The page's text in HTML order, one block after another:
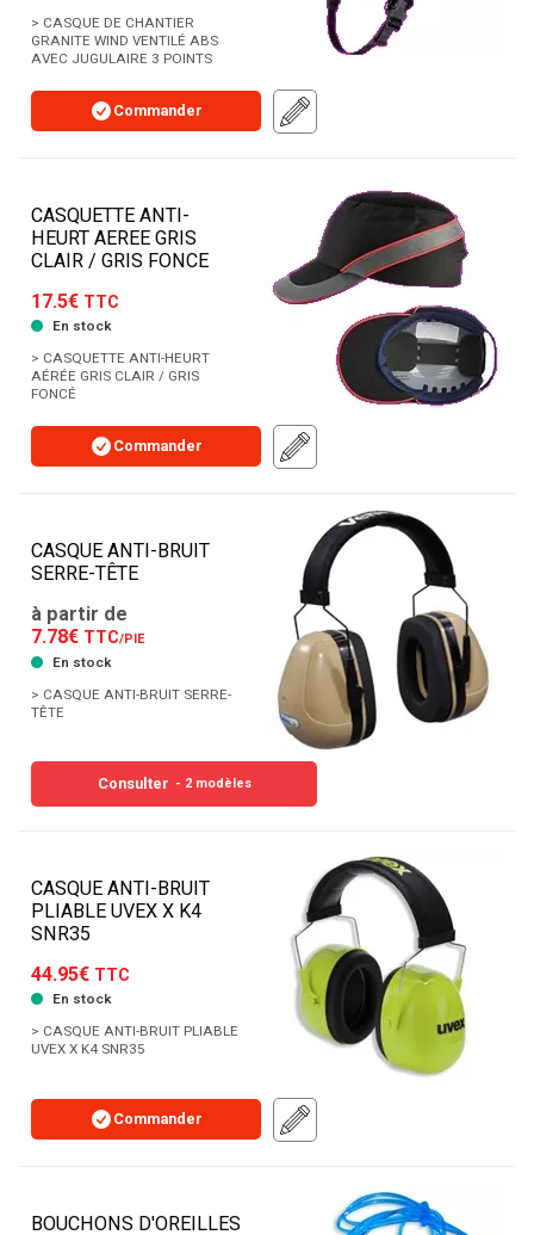
> CASQUE DE CHANTIER
GRANITE WIND VENTILÉ ABS
AVEC JUGULAIRE 3 POINTS
Commander
CASQUETTE ANTI-
HEURT AEREE GRIS
CLAIR / GRIS FONCE
17.5€ TTC
En stock
> CASQUETTE ANTI-HEURT
AÉRÉE GRIS CLAIR / GRIS
FONCÉ
Commander
CASQUE ANTI-BRUIT
SERRE-TÊTE
à partir de
7.78€ TTC/PIE
En stock
> CASQUE ANTI-BRUIT SERRE-
TÊTE
Consulter - 2 modèles
CASQUE ANTI-BRUIT
PLIABLE UVEX X K4
SNR35
44.95€ TTC
En stock
> CASQUE ANTI-BRUIT PLIABLE
UVEX X K4 SNR35
Commander
BOUCHONS D'OREILLES